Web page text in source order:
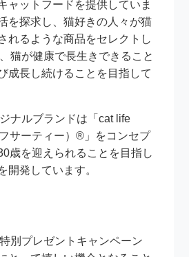
ャットフードを提供していま
を探求し、猫好きの人々が猫
れるような商品をセレクトし
猫が健康で長生きできること
成長し続けることを目指して
ナルブランドは「cat life
サーティー）®」をコンセプ
歳を迎えられることを目指し
開発しています。
別プレゼントキャンペーン